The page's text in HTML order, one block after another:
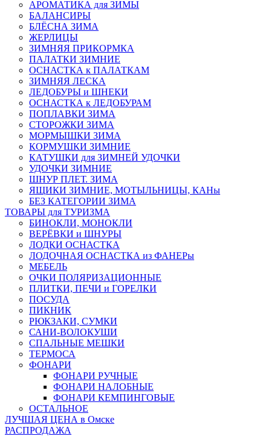
АРОМАТИКА для ЗИМЫ
БАЛАНСИРЫ
БЛЁСНА ЗИМА
ЖЕРЛИЦЫ
ЗИМНЯЯ ПРИКОРМКА
ПАЛАТКИ ЗИМНИЕ
ОСНАСТКА к ПАЛАТКАМ
ЗИМНЯЯ ЛЕСКА
ЛЕДОБУРЫ и ШНЕКИ
ОСНАСТКА к ЛЕДОБУРАМ
ПОПЛАВКИ ЗИМА
СТОРОЖКИ ЗИМА
МОРМЫШКИ ЗИМА
КОРМУШКИ ЗИМНИЕ
КАТУШКИ для ЗИМНЕЙ УДОЧКИ
УДОЧКИ ЗИМНИЕ
ШНУР ПЛЕТ. ЗИМА
ЯЩИКИ ЗИМНИЕ, МОТЫЛЬНИЦЫ, КАНы
БЕЗ КАТЕГОРИИ ЗИМА
ТОВАРЫ для ТУРИЗМА
БИНОКЛИ, МОНОКЛИ
ВЕРЁВКИ и ШНУРЫ
ЛОДКИ ОСНАСТКА
ЛОДОЧНАЯ ОСНАСТКА из ФАНЕРы
МЕБЕЛЬ
ОЧКИ ПОЛЯРИЗАЦИОННЫЕ
ПЛИТКИ, ПЕЧИ и ГОРЕЛКИ
ПОСУДА
ПИКНИК
РЮКЗАКИ, СУМКИ
САНИ-ВОЛОКУШИ
СПАЛЬНЫЕ МЕШКИ
ТЕРМОСА
ФОНАРИ
ФОНАРИ РУЧНЫЕ
ФОНАРИ НАЛОБНЫЕ
ФОНАРИ КЕМПИНГОВЫЕ
ОСТАЛЬНОЕ
ЛУЧШАЯ ЦЕНА в Омске
РАСПРОДАЖА